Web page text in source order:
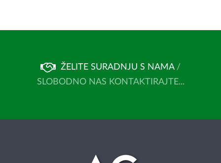
ŽELITE SURADNJU S NAMA /
SLOBODNO NAS KONTAKTIRAJTE...